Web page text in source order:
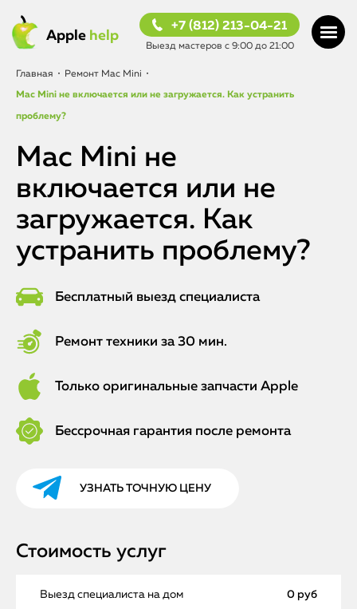
Apple help
+7 (812) 213-04-21
Выезд мастеров с 9:00 до 21:00
Главная • Ремонт Mac Mini •
Mac Mini не включается или не загружается. Как устранить
проблему?
Mac Mini не
включается или не
загружается. Как
устранить проблему?
Бесплатный выезд специалиста
Ремонт техники за 30 мин.
Только оригинальные запчасти Apple
Бессрочная гарантия после ремонта
УЗНАТЬ ТОЧНУЮ ЦЕНУ
Стоимость услуг
Выезд специалиста на дом 0 руб